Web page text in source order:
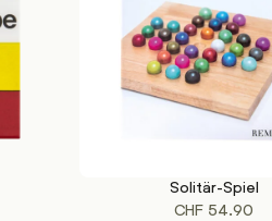
Solitär-Spiel
CHF 54.90